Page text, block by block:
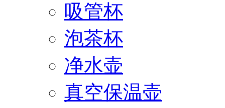
吸管杯
泡茶杯
净水壶
真空保温壶